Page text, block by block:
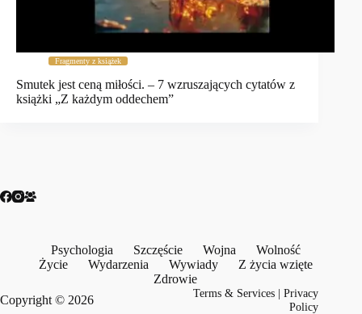
Fragmenty z książek
Smutek jest ceną miłości. – 7 wzruszających cytatów z
książki „Z każdym oddechem”
Psychologia Szczęście Wojna
Wolność
Życie
Wydarzenia Wywiady
Z życia wzięte
Zdrowie
Copyright © 2026
Terms & Services |Privacy
Policy